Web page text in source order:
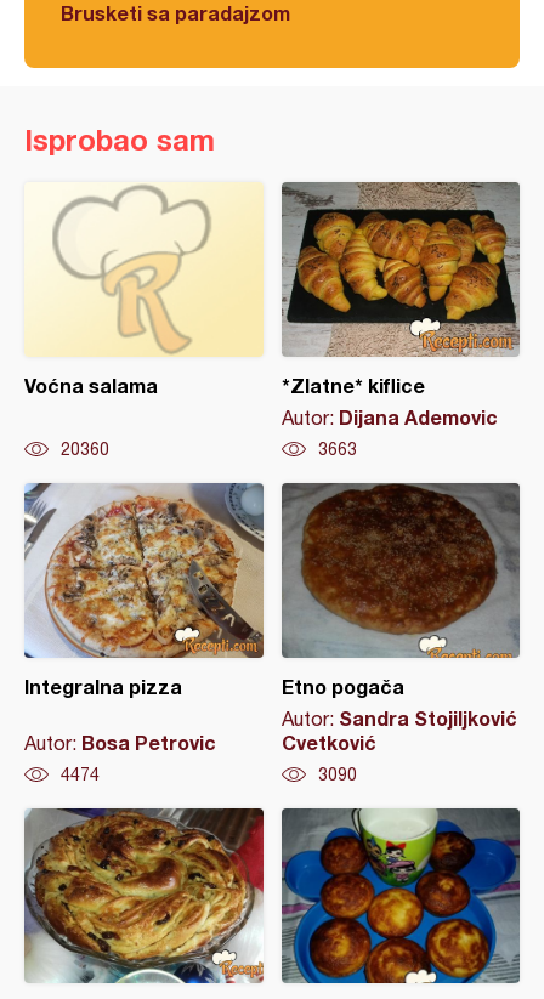
Brusketi sa paradajzom
Isprobao sam
Voćna salama
20360
*Zlatne* kiflice
Autor: Dijana Ademovic
3663
Integralna pizza
Autor: Bosa Petrovic
4474
Etno pogača
Autor: Sandra Stojiljković
Cvetković
3090